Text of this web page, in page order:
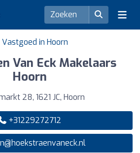
Vastgoed in Hoorn
Van Eck Makelaars
Hoorn
28, 1621 JC, Hoorn
+31229272712